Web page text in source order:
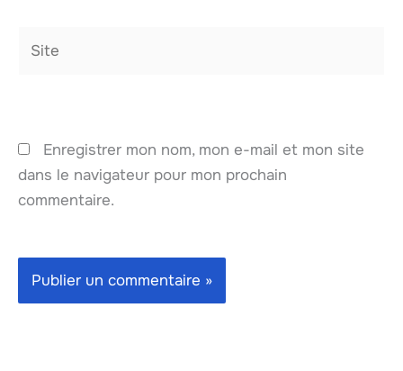
Enregistrer mon nom, mon e-mail et mon site
dans le navigateur pour mon prochain
commentaire.